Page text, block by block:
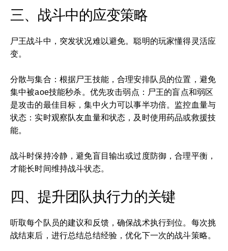
三、战斗中的应变策略
尸王战斗中，突发状况难以避免。聪明的玩家懂得灵活应
变。
分散与集合：根据尸王技能，合理安排队员的位置，避免
集中被aoe技能秒杀。优先攻击弱点：尸王的盲点和弱区
是攻击的最佳目标，集中火力可以事半功倍。监控血量与
状态：实时观察队友血量和状态，及时使用药品或救援技
能。
战斗时保持冷静，避免盲目输出或过度防御，合理平衡，
才能长时间维持战斗状态。
四、提升团队执行力的关键
听取每个队员的建议和反馈，确保战术执行到位。每次挑
战结束后，进行总结总结经验，优化下一次的战斗策略。